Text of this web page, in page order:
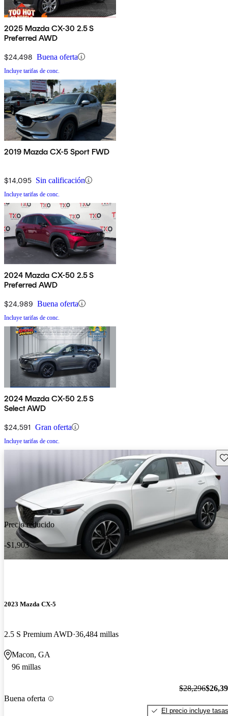
2025 Mazda CX-30 2.5 S
Preferred AWD
$24,498 Buena oferta
Incluye tarifas de conc.
2019 Mazda CX-5 Sport FWD
$14,095 Sin calificación
Incluye tarifas de conc.
2024 Mazda CX-50 2.5 S
Preferred AWD
$24,989 Buena oferta
Incluye tarifas de conc.
2024 Mazda CX-50 2.5 S
Select AWD
$24,591 Gran oferta
Incluye tarifas de conc.
Precio reducido
-$1,903
2023 Mazda CX-5
2.5 S Premium AWD 36,484 millas
Macon, GA
96 millas
Buena oferta
$28,296
El precio incluye tasas